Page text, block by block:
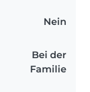
Nein
Bei der
Familie